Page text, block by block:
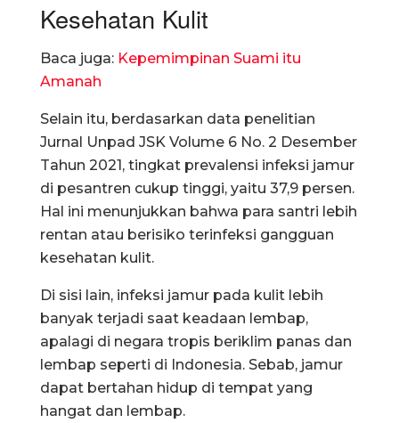
Kesehatan Kulit
Baca juga: Kepemimpinan Suami itu
Amanah
Selain itu, berdasarkan data penelitian
Jurnal Unpad JSK Volume 6 No. 2 Desember
Tahun 2021, tingkat prevalensi infeksi jamur
di pesantren cukup tinggi, yaitu 37,9 persen.
Hal ini menunjukkan bahwa para santri lebih
rentan atau berisiko terinfeksi gangguan
kesehatan kulit.
Di sisi lain, infeksi jamur pada kulit lebih
banyak terjadi saat keadaan lembap,
apalagi di negara tropis beriklim panas dan
lembap seperti di Indonesia. Sebab, jamur
dapat bertahan hidup di tempat yang
hangat dan lembap.